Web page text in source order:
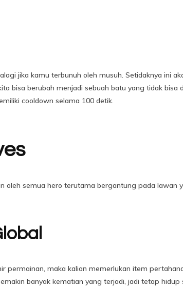
jika kamu terbunuh oleh musuh. Setidaknya ini
bisa berubah menjadi sebuah batu yang tidak
cooldown selama 100 detik.
oleh semua hero terutama bergantung pada lawan
permainan, maka kalian memerlukan item
banyak kematian yang terjadi, jadi tetap